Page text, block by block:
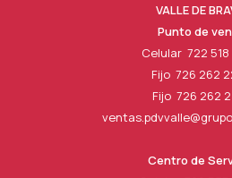
VALLE DE
Punto de
Celular 722 518
Fijo 726 262
Fijo 726 262
Centro de